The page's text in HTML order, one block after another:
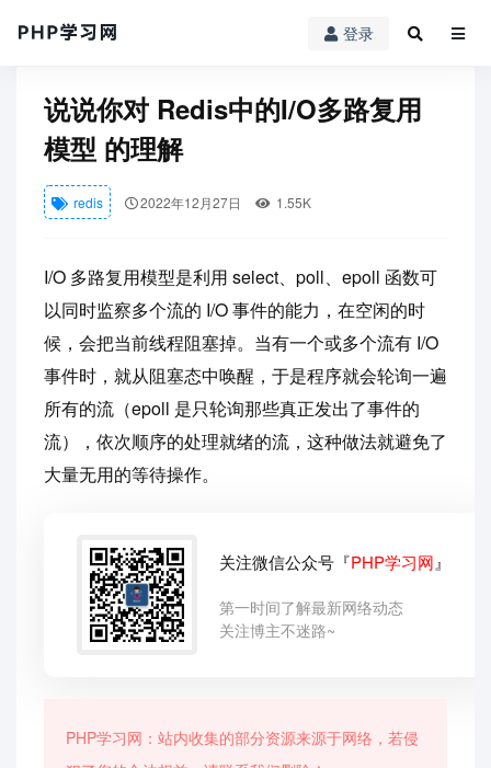
登录
PHP学习网 说说你对 Redis中的I/O多路复用模型 的理解
说说你对 Redis中的I/O多路复用
模型 的理解
redis 2022年12月27日 1.55K
I/O 多路复用模型是利用 select、poll、epoll 函数可
以同时监察多个流的 I/O 事件的能力，在空闲的时
候，会把当前线程阻塞掉。当有一个或多个流有 I/O
事件时，就从阻塞态中唤醒，于是程序就会轮询一遍
所有的流（epoll 是只轮询那些真正发出了事件的
流），依次顺序的处理就绪的流，这种做法就避免了
大量无用的等待操作。
关注微信公众号『PHP学习网 』
第一时间了解最新网络动态
关注博主不迷路~
PHP学习网：站内收集的部分资源来源于网络，若侵